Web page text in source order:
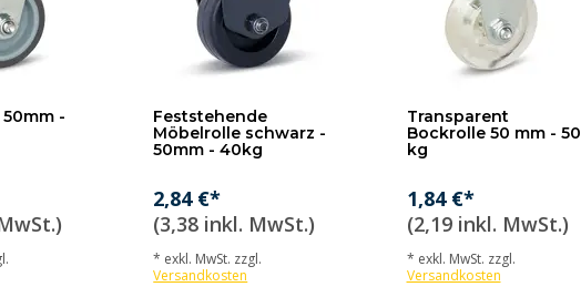
-
Feststehende
Möbelrolle schwarz -
50mm - 40kg
2,84 €*
(3,38 inkl. MwSt.)
* exkl. MwSt. zzgl.
Versandkosten
Transparent
Bockrolle 50 mm - 50
kg
1,84 €*
(2,19 inkl. MwSt.)
* exkl. MwSt. zzgl.
Versandkosten